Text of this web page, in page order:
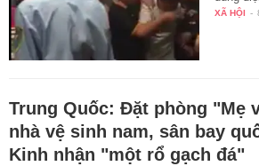
XÃ HỘI -
Trung Quốc: Đặt phòng "Mẹ
nhà vệ sinh nam, sân bay
Kinh nhận "một rổ gạch đá"